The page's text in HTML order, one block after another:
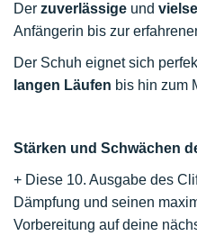
Der zuverlässige und
Anfängerin bis zur
Der Schuh eignet sich
langen Läufen bis hin zum
Stärken und Schwächen
+ Diese 10. Ausgabe des
Dämpfung und seinen
Vorbereitung auf deine